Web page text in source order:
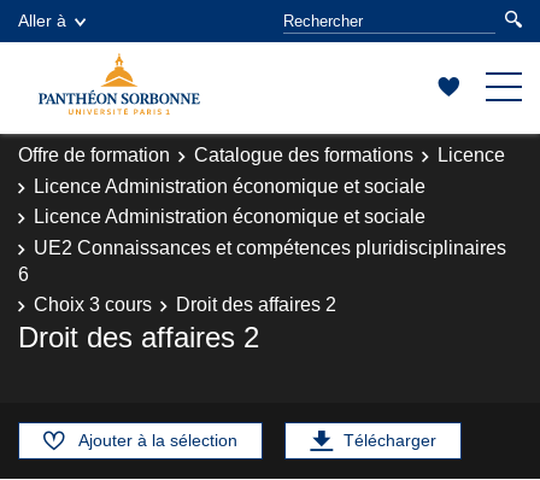
Aller à
Offre de formation Catalogue des formations
Licence
Licence Administration économique et sociale
Licence Administration économique et sociale
UE2 Connaissances et compétences pluridisciplinaires
6
Choix 3 cours
Droit des affaires 2
Droit des affaires 2
Ajouter à la sélection Télécharger